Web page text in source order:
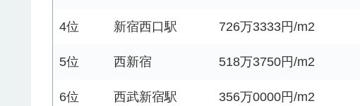
4位 新宿西口駅 726万3333円/m2
5位 西新宿 518万3750円/m2
6位 西武新宿駅 356万0000円/m2